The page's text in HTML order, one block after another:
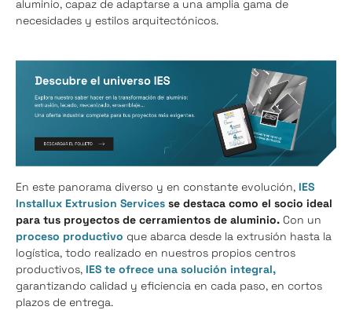
aluminio, capaz de adaptarse a una amplia gama de
necesidades y estilos arquitectónicos.
En este panorama diverso y en constante evolución, IES
Installux Extrusion Services se destaca como el socio ideal
para tus proyectos de cerramientos de aluminio. Con un
proceso productivo que abarca desde la extrusión hasta la
logística, todo realizado en nuestros propios centros
productivos, IES te ofrece una solución integral,
garantizando calidad y eficiencia en cada paso, en cortos
plazos de entrega.